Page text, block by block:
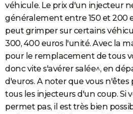
véhicule. Le prix d'un injecteur
généralement entre 150 et 200
peut grimper sur certains
300, 400 euros l'unité. Avec la
pour le remplacement de tous
donc vite s'avérer salée^, en
d'euros. A noter que vous
tous les injecteurs d'un coup. Si
permet pas, il est très bien